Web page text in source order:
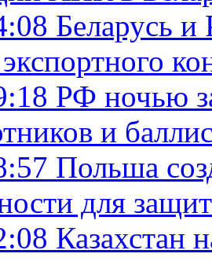
Беларусь и
РФ ночью
и
Польша
для
Казахстан